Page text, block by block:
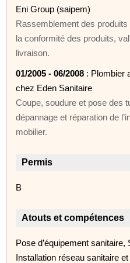
Eni Group (saipem)
Rassemblement des
la conformité des produits,
livraison.
01/2005 - 06/2008 : Plombier
chez Eden Sanitaire
Coupe, soudure et pose des
dépannage et réparation de
mobilier.
Permis
B
Atouts et compétences
Pose d’équipement
Installation réseau sanitaire